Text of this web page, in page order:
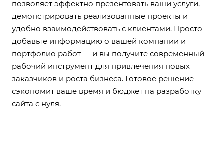
позволяет эффектно презентовать ваши услуги,
демонстрировать реализованные проекты и
удобно взаимодействовать с клиентами. Просто
добавьте информацию о вашей компании и
портфолио работ — и вы получите современный
рабочий инструмент для привлечения новых
заказчиков и роста бизнеса. Готовое решение
сэкономит ваше время и бюджет на разработку
сайта с нуля.